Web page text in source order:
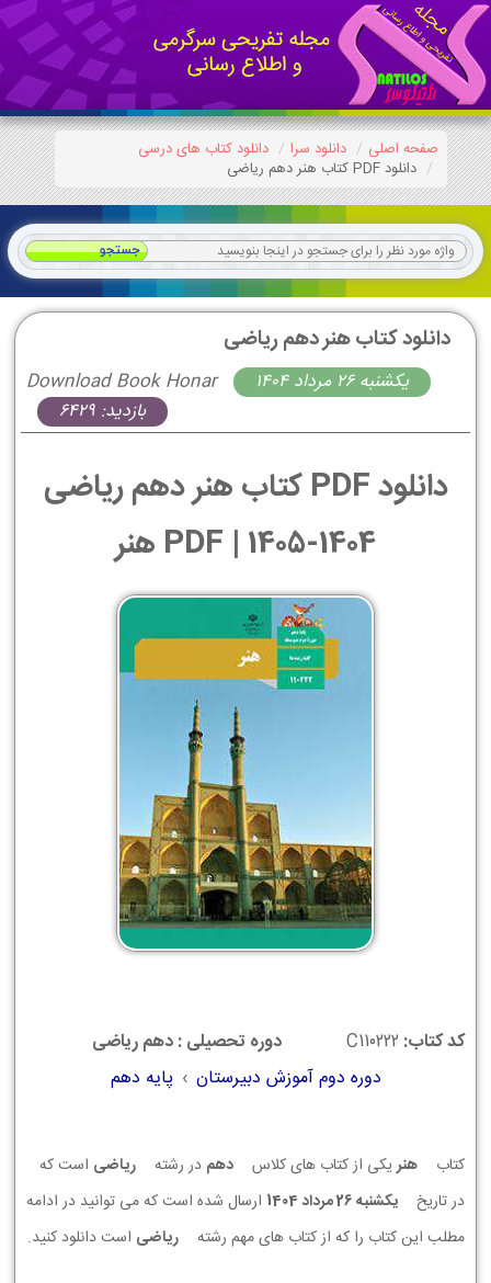
صفحه اصلی دانلود سرا
دانلود کتاب های درسی
دانلود PDF کتاب هنر دهم ریاضی
دانلود کتاب هنر دهم ریاضی
Download Book Honar
يكشنبه 26 مرداد 1404
بازدید: 6429
دانلود PDF کتاب هنر دهم ریاضی
1404-1405 | PDF هنر
کد کتاب: C110222
دوره تحصیلی : دهم ریاضی
دوره دوم آموزش دبیرستان › پایه دهم
کتاب هنریکی از کتاب های کلاس دهم در رشته ریاضی است که
در تاریخ
يكشنبه 26 مرداد 1404
ارسال شده است که می توانید در ادامه
مطلب این کتاب را که از کتاب های مهم رشته
ریاضی است دانلود کنید.